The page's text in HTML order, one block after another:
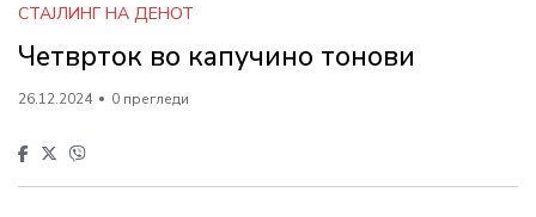
СТАЈЛИНГ НА ДЕНОТ
Четврток во капучино тонови
26.12.2024 0 прегледи